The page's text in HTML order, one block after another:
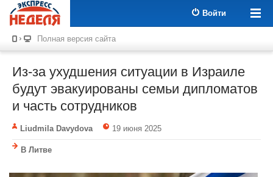
Войти
Полная версия сайта
Из-за ухудшения ситуации в Израиле
будут эвакуированы семьи дипломатов
и часть сотрудников
Liudmila Davydova 19 июня 2025
В Литве